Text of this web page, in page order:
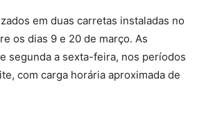
em duas carretas instaladas no
os dias 9 e 20 de março. As
segunda a sexta-feira, nos períodos
com carga horária aproximada de